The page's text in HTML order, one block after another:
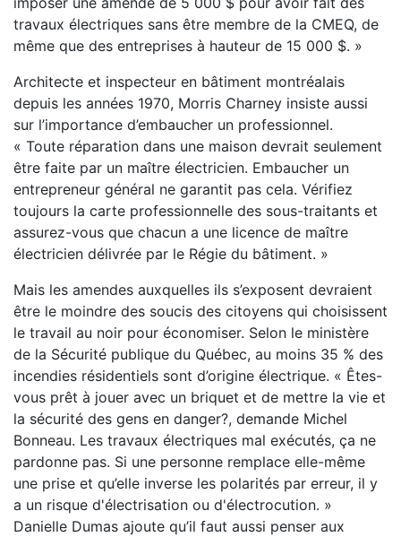
travaux électriques sans être membre de la CMEQ, de
même que des entreprises à hauteur de 15 000 $. »
Architecte et inspecteur en bâtiment montréalais
depuis les années 1970, Morris Charney insiste aussi
sur l’importance d’embaucher un professionnel.
« Toute réparation dans une maison devrait seulement
être faite par un maître électricien. Embaucher un
entrepreneur général ne garantit pas cela. Vérifiez
toujours la carte professionnelle des sous-traitants et
assurez-vous que chacun a une licence de maître
électricien délivrée par le Régie du bâtiment. »
Mais les amendes auxquelles ils s’exposent devraient
être le moindre des soucis des citoyens qui choisissent
le travail au noir pour économiser. Selon le ministère
de la Sécurité publique du Québec, au moins 35 % des
incendies résidentiels sont d’origine électrique. « Êtes-
vous prêt à jouer avec un briquet et de mettre la vie et
la sécurité des gens en danger?, demande Michel
Bonneau. Les travaux électriques mal exécutés, ça ne
pardonne pas. Si une personne remplace elle-même
une prise et qu’elle inverse les polarités par erreur, il y
a un risque d'électrisation ou d'électrocution. »
Danielle Dumas ajoute qu’il faut aussi penser aux